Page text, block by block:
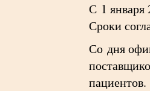
С 1 января
Сроки
Со дня
пациентов.